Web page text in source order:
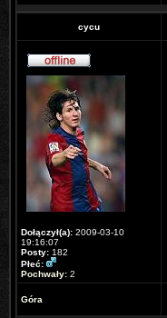
cycu
Dołączył(a): 2009-03-10
19:16:07
Posty: 182
Płeć:
Pochwały: 2
Góra